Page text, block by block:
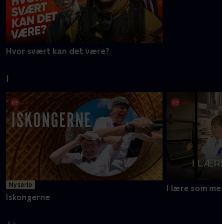
H
Hvor svært kan det være? Hundekongen